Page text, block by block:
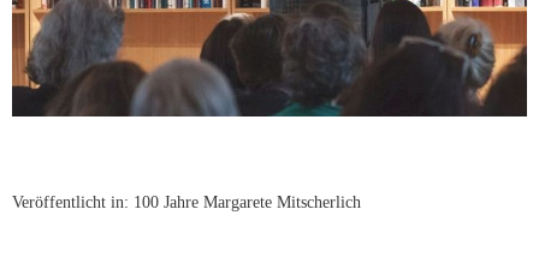
Veröffentlicht in: 100 Jahre Margarete Mitscherlich